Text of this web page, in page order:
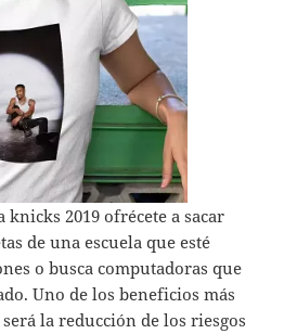
knicks 2019 ofrécete a sacar
de una escuela que esté
o busca computadoras que
Uno de los beneficios más
la reducción de los riesgos